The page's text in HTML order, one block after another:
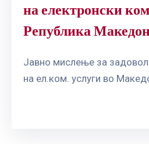
на електронски
Република
Јавно мислење за
на ел.ком. услуги во